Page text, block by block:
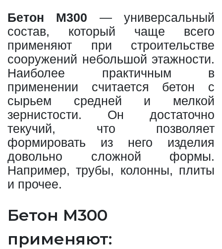
Бетон М300 — универсальный
состав, который чаще всего
применяют при строительстве
сооружений небольшой этажности.
Наиболее практичным в
применении считается бетон с
сырьем средней и мелкой
зернистости. Он достаточно
текучий, что позволяет
формировать из него изделия
довольно сложной формы.
Например, трубы, колонны, плиты
и прочее.
Бетон М300
применяют: